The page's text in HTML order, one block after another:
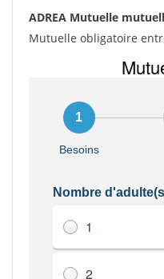
ADREA Mutuelle
Mutuelle obligatoire